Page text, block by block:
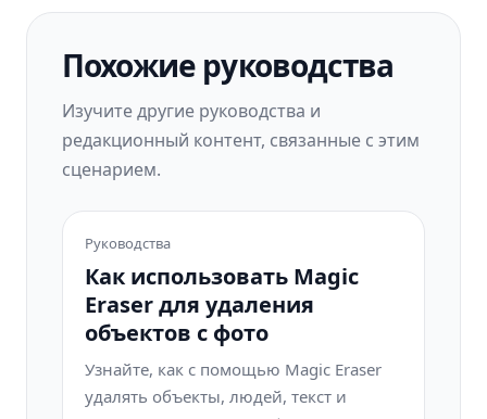
Похожие руководства
Изучите другие руководства и
редакционный контент, связанные с этим
сценарием.
Руководства
Как использовать Magic
Eraser для удаления
объектов с фото
Узнайте, как с помощью Magic Eraser
удалять объекты, людей, текст и